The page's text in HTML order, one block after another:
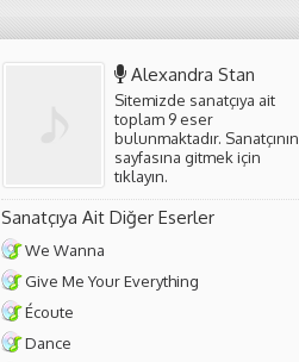
Alexandra Stan
Sitemizde sanatçıya ait
toplam 9 eser
bulunmaktadır. Sanatçının
sayfasına gitmek için
tıklayın.
Sanatçıya Ait Diğer Eserler
We Wanna
Give Me Your Everything
Écoute
Dance